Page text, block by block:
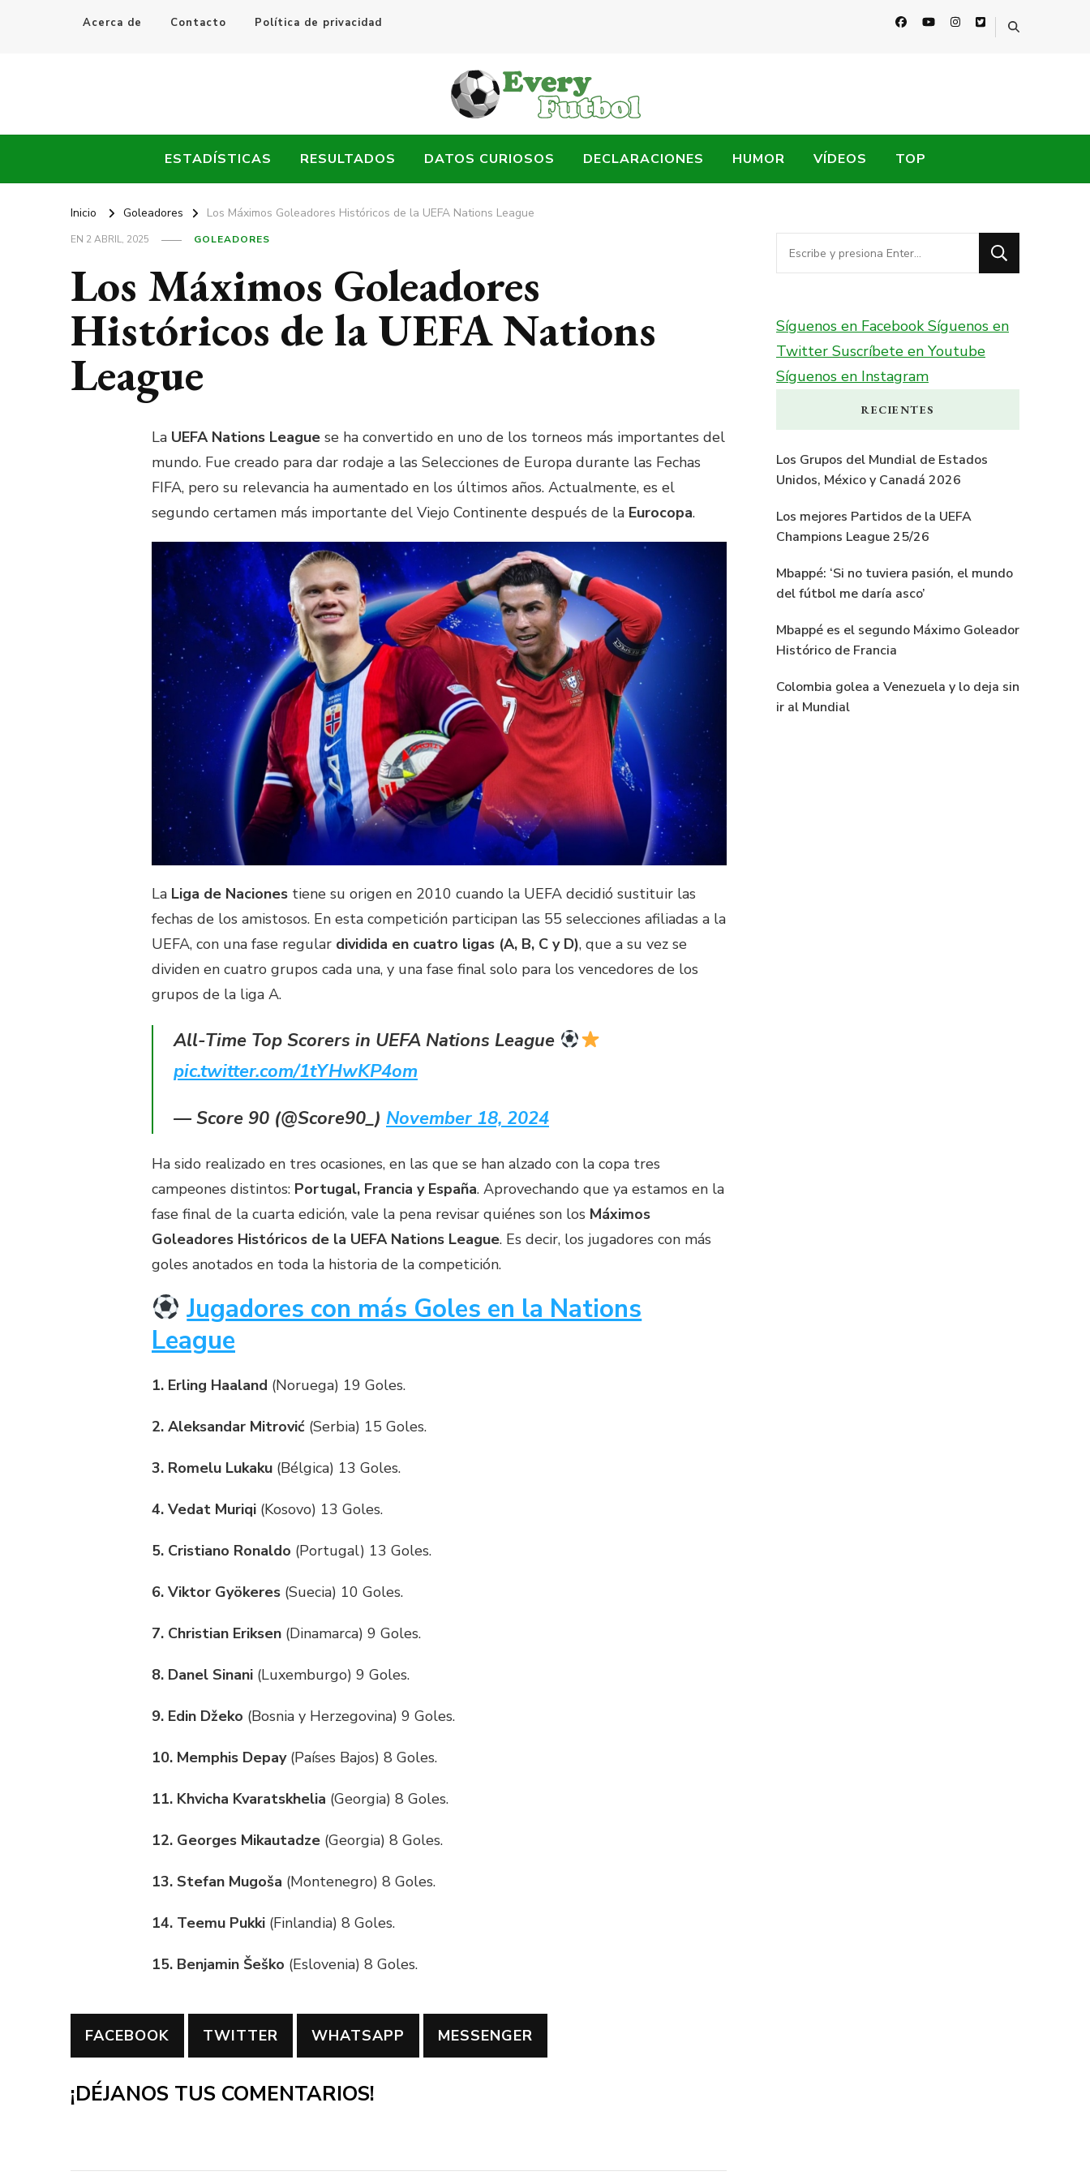
Acerca de Contacto Política de privacidad
Every Fútbol
ESTADÍSTICAS RESULTADOS DATOS CURIOSOS DECLARACIONES HUMOR VÍDEOS TOP
Inicio Goleadores Los Máximos Goleadores Históricos de la UEFA Nations League
EN 2 ABRIL, 2025 GOLEADORES
Los Máximos Goleadores
Históricos de la UEFA Nations
League
La UEFA Nations League se ha convertido en uno de los torneos más importantes del
mundo. Fue creado para dar rodaje a las Selecciones de Europa durante las Fechas
FIFA, pero su relevancia ha aumentado en los últimos años. Actualmente, es el
segundo certamen más importante del Viejo Continente después de la Eurocopa.
La Liga de Naciones tiene su origen en 2010 cuando la UEFA decidió sustituir las
fechas de los amistosos. En esta competición participan las 55 selecciones afiliadas a la
UEFA, con una fase regular dividida en cuatro ligas (A, B, C y D), que a su vez se
dividen en cuatro grupos cada una, y una fase final solo para los vencedores de los
grupos de la liga A.
All-Time Top Scorers in UEFA Nations League
pic.twitter.com/1tYHwKP4om
— Score 90 (@Score90_) November 18, 2024
Ha sido realizado en tres ocasiones, en las que se han alzado con la copa tres
campeones distintos: Portugal, Francia y España. Aprovechando que ya estamos en la
fase final de la cuarta edición, vale la pena revisar quiénes son los Máximos
Goleadores Históricos de la UEFA Nations League. Es decir, los jugadores con más
goles anotados en toda la historia de la competición.
Jugadores con más Goles en la Nations
League
1. Erling Haaland (Noruega) 19 Goles.
2. Aleksandar Mitrović (Serbia) 15 Goles.
3. Romelu Lukaku (Bélgica) 13 Goles.
4. Vedat Muriqi (Kosovo) 13 Goles.
5. Cristiano Ronaldo (Portugal) 13 Goles.
6. Viktor Gyökeres (Suecia) 10 Goles.
7. Christian Eriksen (Dinamarca) 9 Goles.
8. Danel Sinani (Luxemburgo) 9 Goles.
9. Edin Džeko (Bosnia y Herzegovina) 9 Goles.
10. Memphis Depay(Países Bajos) 8 Goles.
11. Khvicha Kvaratskhelia (Georgia) 8 Goles.
12. Georges Mikautadze (Georgia) 8 Goles.
13. Stefan Mugoša (Montenegro) 8 Goles.
14. Teemu Pukki (Finlandia) 8 Goles.
15. Benjamin Šeško (Eslovenia) 8 Goles.
FACEBOOK TWITTER WHATSAPP MESSENGER
¡DÉJANOS TUS COMENTARIOS!
¿Buscas
algo?
Síguenos en FacebookSíguenos en
Twitter Suscríbete en Youtube
Síguenos en Instagram
RECIENTES
Los Grupos del Mundial de Estados
Unidos, México y Canadá 2026
Los mejores Partidos de la UEFA
Champions League 25/26
Mbappé: ‘Si no tuviera pasión, el mundo
del fútbol me daría asco’
Mbappé es el segundo Máximo Goleador
Histórico de Francia
Colombia golea a Venezuela y lo deja sin
ir al Mundial